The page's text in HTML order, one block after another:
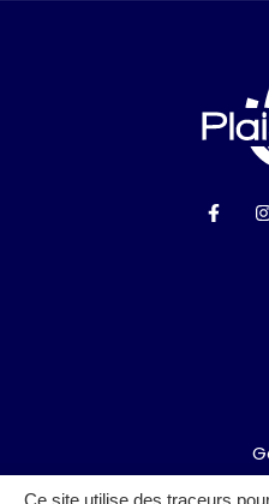
Ce site utilise des traceurs
Lien